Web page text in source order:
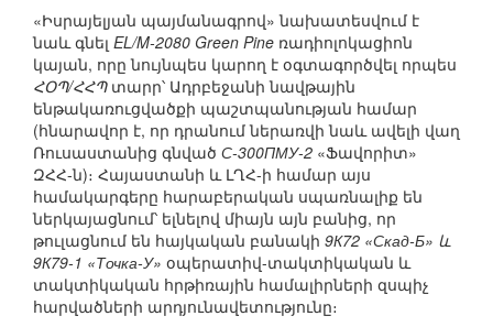
«Իսրայելյան պայմանագրով» նախատեսվում է
նաև գնել EL/M-2080 Green Pine ռադիոլոկացիոն
կայան, որը նույնպես կարող է օգտագործվել որպես
ՀՕՊ/ՀՀՊտարր՝ Ադրբեջանի նավթային
ենթակառուցվածքի պաշտպանության համար
(հնարավոր է, որ դրանում ներառվի նաև ավելի վաղ
Ռուսաստանից գնված С-300ПМУ-2 «Ֆավորիտ»
ԶՀՀ-ն)։ Հայաստանի և ԼՂՀ-ի համար այս
համակարգերը հարաբերական սպառնալիք են
ներկայացնում՝ ելնելով միայն այն բանից, որ
թուլացնում են հայկական բանակի 9К72 «Скад-Б» և
9К79-1 «Точка-У» օպերատիվ-տակտիկական և
տակտիկական հրթիռային համալիրների զսպիչ
հարվածների արդյունավետությունը։